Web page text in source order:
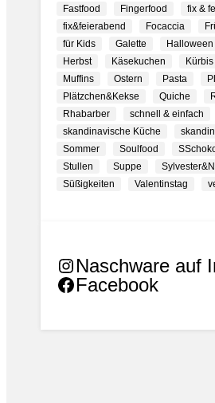
Fastfood
Fingerfood
fix &
fix&feierabend
Focaccia
für Kids
Galette Halloween
Herbst
Käsekuchen Kürbis
Muffins
Ostern Pasta
Plätzchen&Kekse
Quiche
Rhabarber
schnell & einfach
skandinavische Küche
Sommer
Soulfood
Stullen
Suppe
Süßigkeiten
Valentinstag
Naschware auf
Facebook